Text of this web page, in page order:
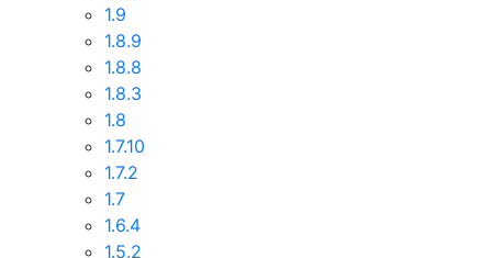
1.9
1.8.9
1.8.8
1.8.3
1.8
1.7.10
1.7.2
1.7
1.6.4
1.5.2